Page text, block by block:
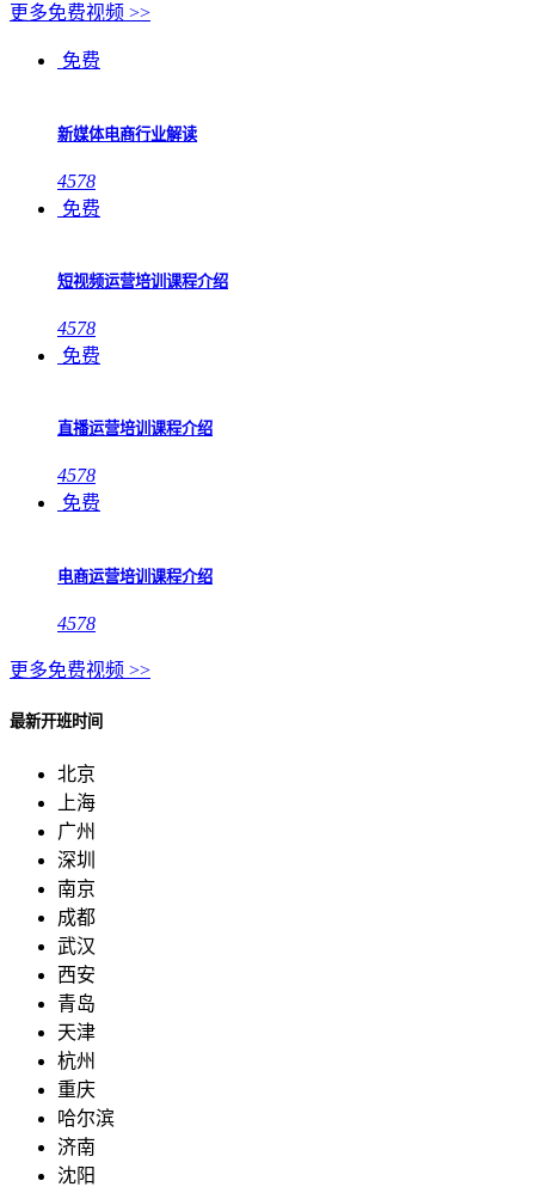
更多免费视频 >>
免费
新媒体电商行业解读
4578
免费
短视频运营培训课程介绍
4578
免费
直播运营培训课程介绍
4578
免费
电商运营培训课程介绍
4578
更多免费视频 >>
最新开班时间
北京
上海
广州
深圳
南京
成都
武汉
西安
青岛
天津
杭州
重庆
哈尔滨
济南
沈阳